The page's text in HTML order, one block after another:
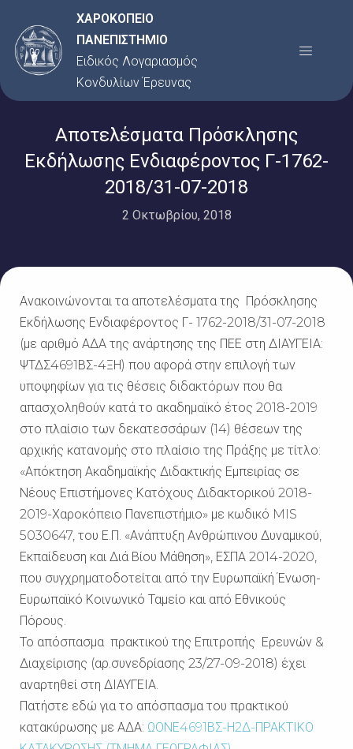
στο
περιεχόμενο
ΧΑΡΟΚΟΠΕΙΟ
ΠΑΝΕΠΙΣΤΗΜΙΟ
Ειδικός Λογαριασμός
Κονδυλίων Έρευνας
Menu
Αποτελέσματα Πρόσκλησης
Εκδήλωσης Ενδιαφέροντος Γ-1762-
2018/31-07-2018
2 Οκτωβρίου, 2018
Ανακοινώνονται τα αποτελέσματα της Πρόσκλησης
Εκδήλωσης Ενδιαφέροντος Γ- 1762-2018/31-07-2018
(με αριθμό ΑΔΑ της ανάρτησης της ΠΕΕ στη ΔΙΑΥΓΕΙΑ:
ΨΤΔΣ4691ΒΣ-4ΞΗ) που αφορά στην επιλογή των
υποψηφίων για τις θέσεις διδακτόρων που θα
απασχοληθούν κατά το ακαδημαϊκό έτος 2018-2019
στο πλαίσιο των δεκατεσσάρων (14) θέσεων της
αρχικής κατανομής στο πλαίσιο της Πράξης με τίτλο:
«Απόκτηση Ακαδημαϊκής Διδακτικής Εμπειρίας σε
Νέους Επιστήμονες Κατόχους Διδακτορικού 2018-
2019-Χαροκόπειο Πανεπιστήμιο» με κωδικό MIS
5030647, του Ε.Π. «Ανάπτυξη Ανθρώπινου Δυναμικού,
Εκπαίδευση και Διά Βίου Μάθηση», ΕΣΠΑ 2014-2020,
που συγχρηματοδοτείται από την Ευρωπαϊκή Ένωση-
Ευρωπαϊκό Κοινωνικό Ταμείο και από Εθνικούς
Πόρους.
Το απόσπασμα πρακτικού της Επιτροπής Ερευνών &
Διαχείρισης (αρ.συνεδρίασης 23/27-09-2018) έχει
αναρτηθεί στη ΔΙΑΥΓΕΙΑ.
Πατήστε εδώ για το απόσπασμα του πρακτικού
κατακύρωσης με ΑΔΑ: ΩΟΝΕ4691ΒΣ-Η2Δ-ΠΡΑΚΤΙΚΟ